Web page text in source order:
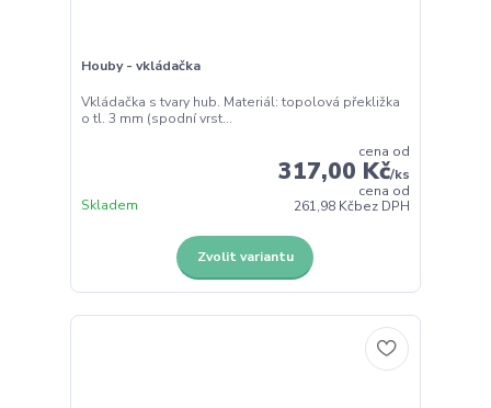
Houby - vkládačka
Vkládačka s tvary hub. Materiál: topolová překližka
o tl. 3 mm (spodní vrst...
cena od
317,00 Kč/ks
cena od
261,98 Kčbez DPH
Skladem
Zvolit variantu